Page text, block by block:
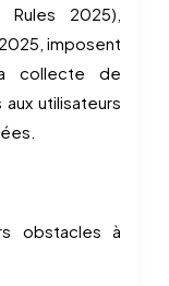
Rules 2025),
imposent
collecte de
utilisateurs
obstacles à